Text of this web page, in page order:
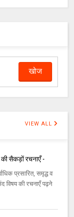
VIEW ALL
सैकड़ों रचनाएँ -
प्रसारित, समृद्ध व
विषय की रचनाएँ पढ़ने